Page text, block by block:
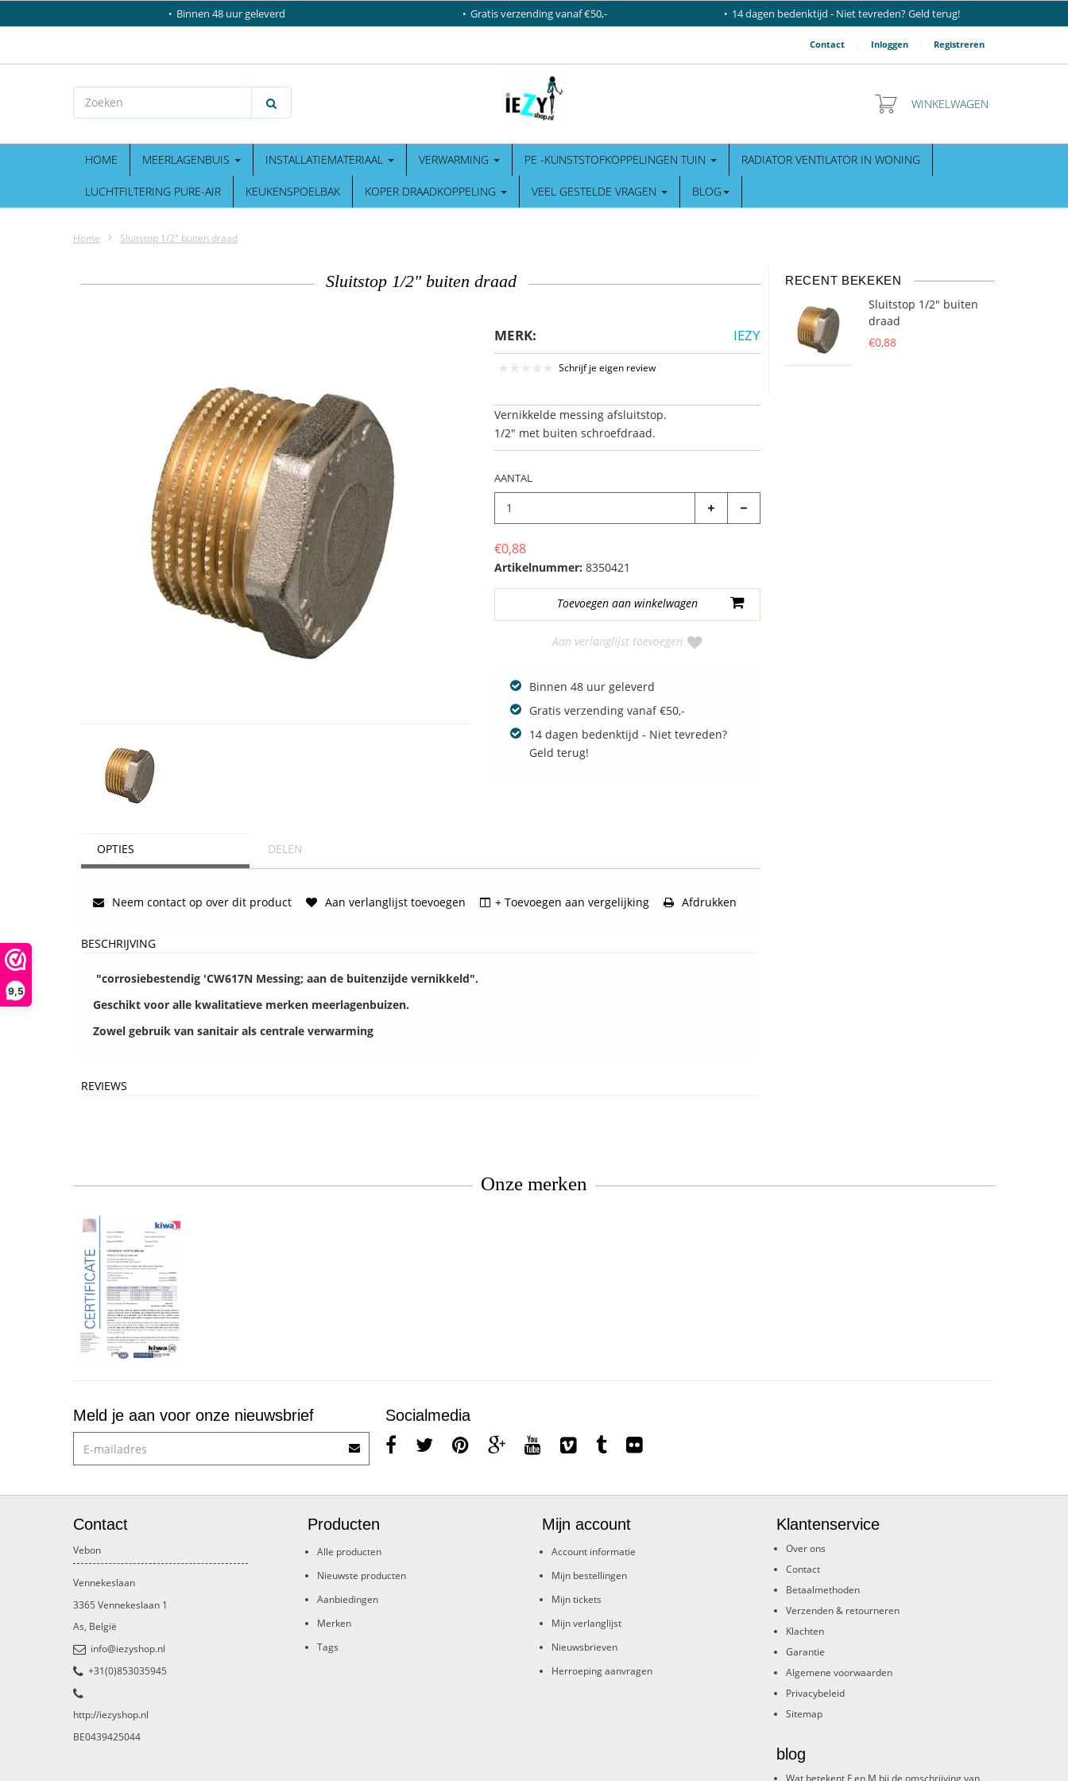
9,5
Binnen 48 uur geleverd Gratis verzending vanaf €50,- 14 dagen bedenktijd - Niet tevreden? Geld terug!
Contact Inloggen Registreren
WINKELWAGEN
HOME MEERLAGENBUIS INSTALLATIEMATERIAAL VERWARMING PE -KUNSTSTOFKOPPELINGEN TUIN RADIATOR VENTILATOR IN WONING
LUCHTFILTERING PURE-AIR KEUKENSPOELBAK KOPER DRAADKOPPELING VEEL GESTELDE VRAGEN BLOG
Home Sluitstop 1/2" buiten draad
Sluitstop 1/2" buiten draad
MERK: IEZY
Schrijf je eigen review
Vernikkelde messing afsluitstop.
1/2" met buiten schroefdraad.
AANTAL
€0,88
Artikelnummer: 8350421
Aan verlanglijst toevoegen
Binnen 48 uur geleverd
Gratis verzending vanaf €50,-
14 dagen bedenktijd - Niet tevreden?
Geld terug!
OPTIES DELEN
Neem contact op over dit product Aan verlanglijst toevoegen + Toevoegen aan vergelijking Afdrukken
BESCHRIJVING
"corrosiebestendig 'CW617N Messing; aan de buitenzijde vernikkeld".
Geschikt voor alle kwalitatieve merken meerlagenbuizen.
Zowel gebruik van sanitair als centrale verwarming
REVIEWS
RECENT BEKEKEN
Sluitstop 1/2" buiten
draad
€0,88
Onze merken
Meld je aan voor onze nieuwsbrief Socialmedia
Contact
Vebon
Vennekeslaan
3365 Vennekeslaan 1
As, België
info@iezyshop.nl
+31(0)853035945
http://iezyshop.nl
BE0439425044
Producten
Alle producten
Nieuwste producten
Aanbiedingen
Merken
Tags
Mijn account
Account informatie
Mijn bestellingen
Mijn tickets
Mijn verlanglijst
Nieuwsbrieven
Herroeping aanvragen
Klantenservice
Over ons
Contact
Betaalmethoden
Verzenden & retourneren
Klachten
Garantie
Algemene voorwaarden
Privacybeleid
Sitemap
blog
Wat betekent F en M bij de omschrijving van